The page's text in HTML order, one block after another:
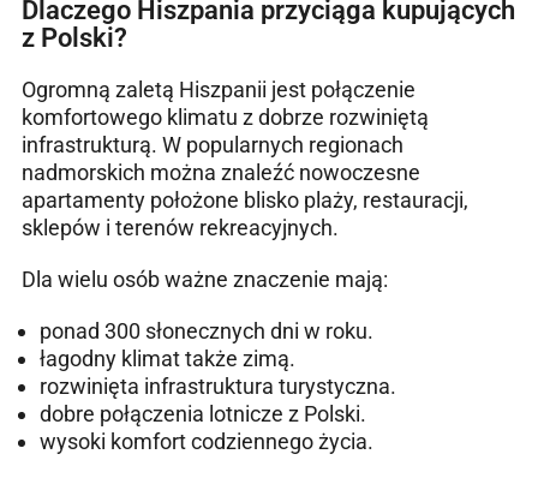
Dlaczego Hiszpania przyciąga kupujących
z Polski?
Ogromną zaletą Hiszpanii jest połączenie
komfortowego klimatu z dobrze rozwiniętą
infrastrukturą. W popularnych regionach
nadmorskich można znaleźć nowoczesne
apartamenty położone blisko plaży, restauracji,
sklepów i terenów rekreacyjnych.
Dla wielu osób ważne znaczenie mają:
ponad 300 słonecznych dni w roku.
łagodny klimat także zimą.
rozwinięta infrastruktura turystyczna.
dobre połączenia lotnicze z Polski.
wysoki komfort codziennego życia.